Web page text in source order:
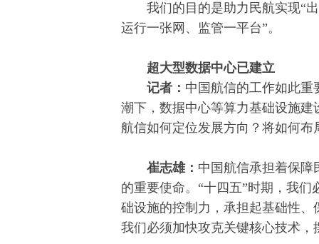
我们的目的是助力民航实现“出
运行一张网、监管一平台”。
超大型数据中心已建立
记者： 中国航信的工作如此
潮下，数据中心等算力基础设施
航信如何定位发展方向？将如何布
崔志雄： 中国航信承担着保障
的重要使命。“十四五”时期，我
础设施的控制力，承担起基础性
我们必须加快攻克关键核心技术，